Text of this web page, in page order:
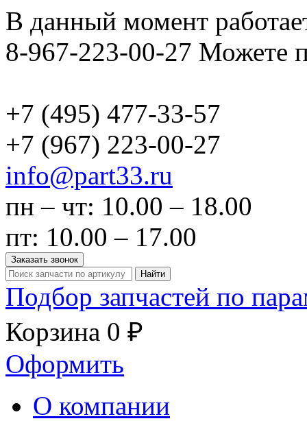
В данный момент
8-967-223-00-27 Можете
+7 (495) 477-33-57
+7 (967) 223-00-27
info@part33.ru
пн – чт: 10.00 – 18.00
пт: 10.00 – 17.00
Заказать звонок
Найти
Подбор запчастей по
Корзина 0 ₽
Оформить
О компании